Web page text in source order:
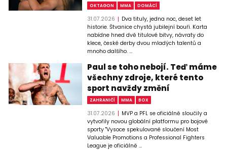
OKTAGON MMA DOMÁCÍ
31.07.2026
Dva tituly, jedna noc, deset let
historie. Štvanice chystá jubilejní bouři. Karta
nabídne hned dvě titulové bitvy, návraty do
klece, české derby dvou mladých talentů a
mnoho dalšího. ...
Paul se toho nebojí. Teď máme
všechny zdroje, které tento
sport navždy změní
ZAHRANIČÍ MMA BOX
31.07.2026
MVP a PFL se oficiálně sloučily a
vytvořily novou globální platformu pro bojové
sporty "Vysoce spekulované sloučení Most
Valuable Promotions a Professional Fighters
League je oficiálně ...